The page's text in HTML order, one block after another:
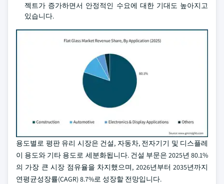
젝트가 증가하면서 안정적인 수요에 대한 기대도 높아지고
있습니다.
용도별로 평판 유리 시장은 건설, 자동차, 전자기기 및 디스플레
이 용도와 기타 용도로 세분화됩니다. 건설 부문은 2025년 80.1%
의 가장 큰 시장 점유율을 차지했으며, 2026년부터 2035년까지
연평균성장률(CAGR) 8.7%로 성장할 전망입니다.